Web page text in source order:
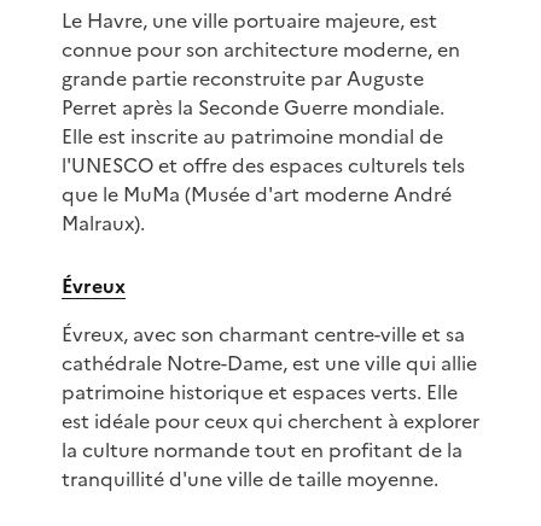
Le Havre, une ville portuaire majeure, est
connue pour son architecture moderne, en
grande partie reconstruite par Auguste
Perret après la Seconde Guerre mondiale.
Elle est inscrite au patrimoine mondial de
l'UNESCO et offre des espaces culturels tels
que le MuMa (Musée d'art moderne André
Malraux).
Évreux
Évreux, avec son charmant centre-ville et sa
cathédrale Notre-Dame, est une ville qui allie
patrimoine historique et espaces verts. Elle
est idéale pour ceux qui cherchent à explorer
la culture normande tout en profitant de la
tranquillité d'une ville de taille moyenne.